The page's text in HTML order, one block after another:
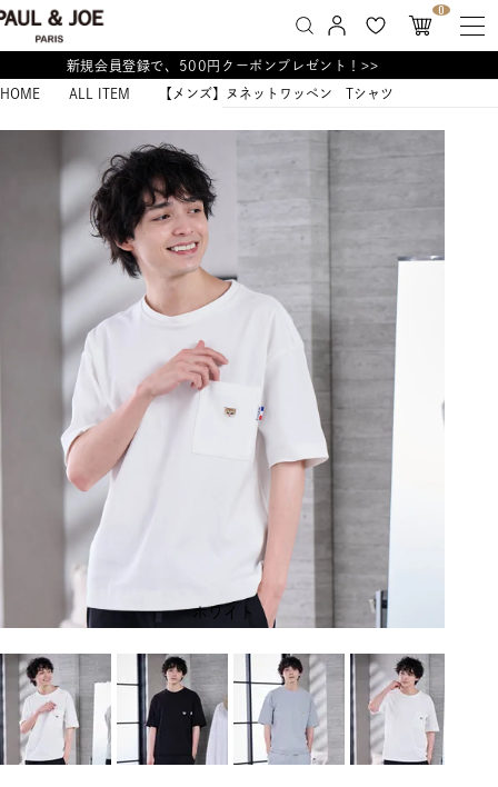
0
新規会員登録で、500円クーポンプレゼント！>>
HOME ALL ITEM 【メンズ】ヌネットワッペン Tシャツ
ホワイト